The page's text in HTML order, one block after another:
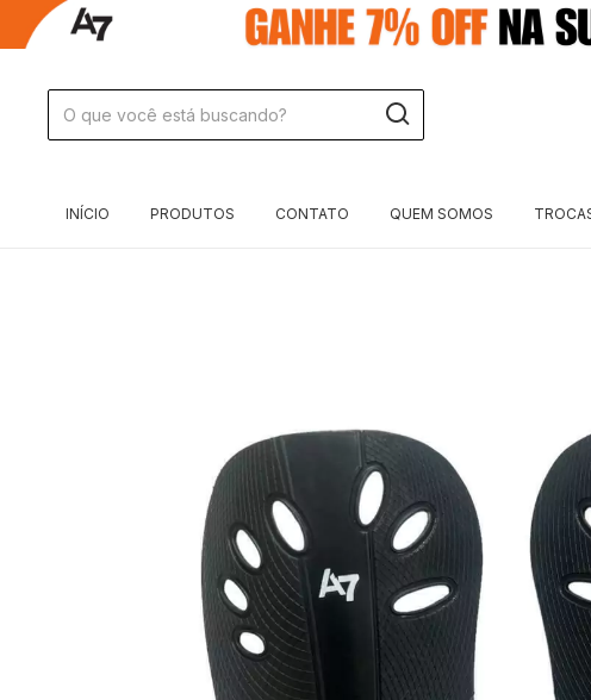
INÍCIO PRODUTOS CONTATO QUEM SOMOS